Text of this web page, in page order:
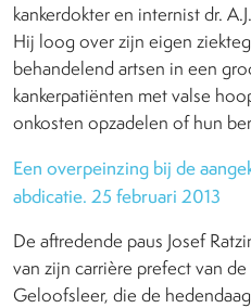
kankerdokter en internist dr.
Hij loog over zijn eigen
behandelend artsen in een
kankerpatiënten met valse
onkosten opzadelen of hun
Een overpeinzing bij de
abdicatie. 25 februari 2013
De aftredende paus Josef
van zijn carrière prefect van
Geloofsleer, die de